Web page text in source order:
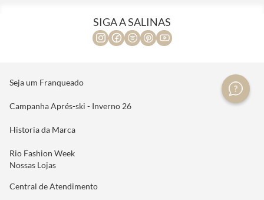
SIGA A SALINAS
Seja um Franqueado
Campanha Aprés-ski - Inverno 26
Historia da Marca
Rio Fashion Week
Nossas Lojas
Central de Atendimento